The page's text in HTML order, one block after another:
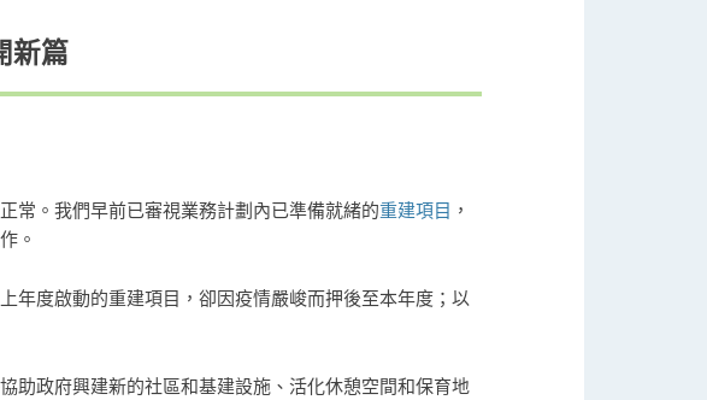
新篇
常。我們早前已審視業務計劃內已準備就緒的重建項目 ，
。
年度啟動的重建項目，卻因疫情嚴峻而押後至本年度；以
助政府興建新的社區和基建設施、活化休憩空間和保育地